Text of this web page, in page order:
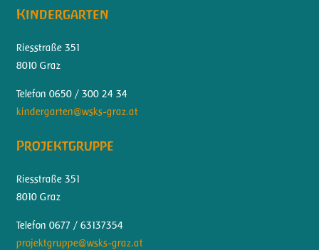
Kindergarten
Riesstraße 351
8010 Graz
Telefon 0650 / 300 24 34
kindergarten@wsks-graz.at
Projektgruppe
Riesstraße 351
8010 Graz
Telefon 0677 / 63137354
projektgruppe@wsks-graz.at